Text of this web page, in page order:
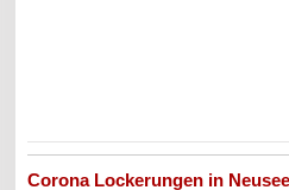
Corona Lockerungen in